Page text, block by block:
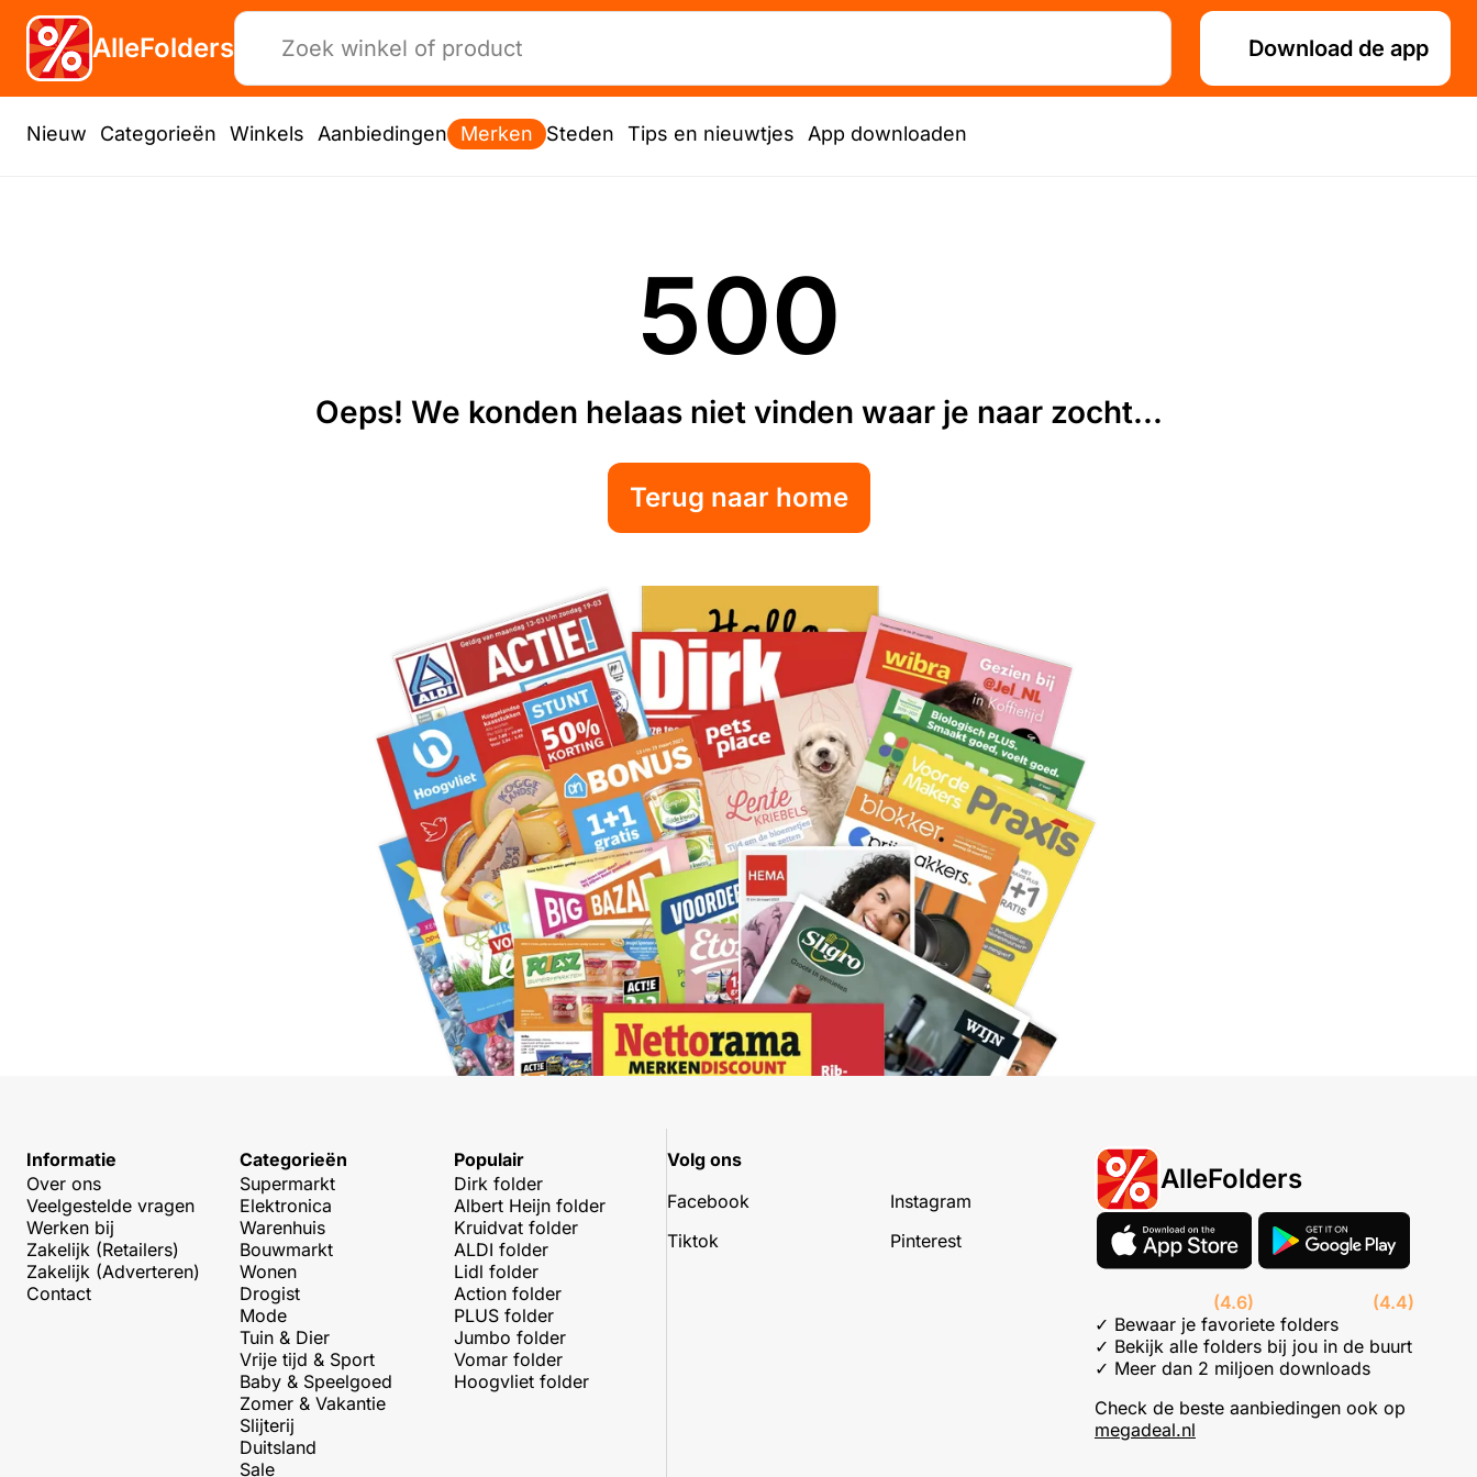
AlleFolders Download de app
Nieuw Categorieën Winkels Aanbiedingen Merken Steden Tips en nieuwtjes App downloaden
500
Oeps! We konden helaas niet vinden waar je naar zocht...
Terug naar home
Informatie
Over ons
Veelgestelde vragen
Werken bij
Zakelijk (Retailers)
Zakelijk (Adverteren)
Contact
Categorieën
Supermarkt
Elektronica
Warenhuis
Bouwmarkt
Wonen
Drogist
Mode
Tuin & Dier
Vrije tijd & Sport
Baby & Speelgoed
Zomer & Vakantie
Slijterij
Duitsland
Sale
Populair
Dirk folder
Albert Heijn folder
Kruidvat folder
ALDI folder
Lidl folder
Action folder
PLUS folder
Jumbo folder
Vomar folder
Hoogvliet folder
Volg ons
Facebook
Instagram
Tiktok
Pinterest
AlleFolders
(4.6)
(4.4)
✓ Bewaar je favoriete folders
✓ Bekijk alle folders bij jou in de buurt
✓ Meer dan 2 miljoen downloads
Check de beste aanbiedingen ook op
megadeal.nl